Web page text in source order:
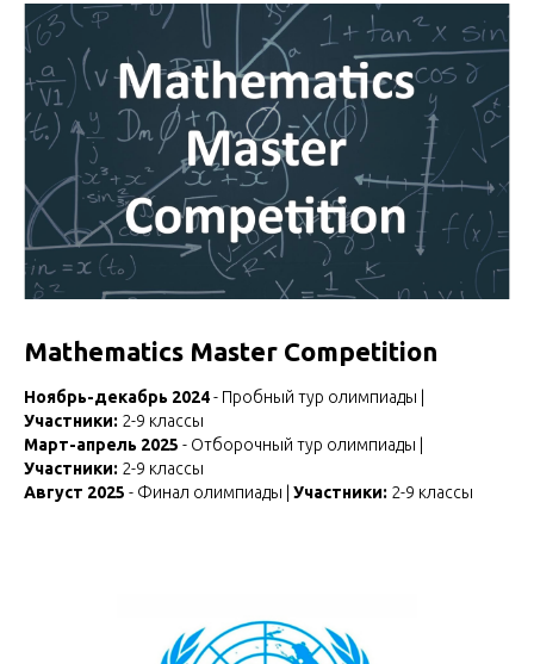
Mathematics Master Competition
Ноябрь-декабрь 2024- Пробный тур олимпиады |
Участники: 2-9 классы
Март-апрель 2025 - Отборочный тур олимпиады |
Участники: 2-9 классы
Август 2025 - Финал олимпиады | Участники: 2-9 классы